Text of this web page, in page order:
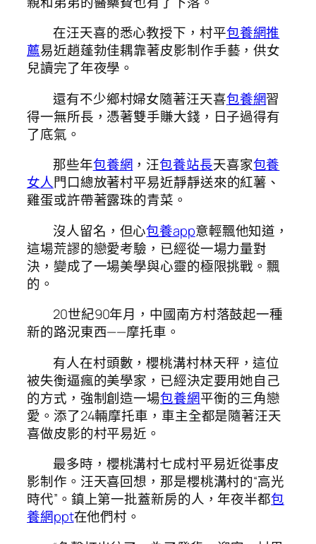
在汪天喜的悉心教授下，村平包養網推
薦易近趙蓬勃佳耦靠著皮影制作手藝，供女
兒讀完了年夜學。
還有不少鄉村婦女隨著汪天喜包養網習
得一無所長，憑著雙手賺大錢，日子過得有
了底氣。
那些年包養網 ，汪包養站長天喜家包養
女人門口總放著村平易近靜靜送來的紅薯、
雞蛋或許帶著露珠的青菜。
沒人留名，但心包養app意輕飄他知道，
這場荒謬的戀愛考驗，已經從一場力量對
決，變成了一場美學與心靈的極限挑戰。飄
的。
20世紀90年月，中國南方村落鼓起一種
新的路況東西——摩托車。
有人在村頭數，櫻桃溝村林天秤，這位
被失衡逼瘋的美學家，已經決定要用她自己
的方式，強制創造一場包養網平衡的三角戀
愛。添了24輛摩托車，車主全都是隨著汪天
喜做皮影的村平易近。
最多時，櫻桃溝村七成村平易近從事皮
影制作。汪天喜回想，那是櫻桃溝村的“高光
時代”。鎮上第一批蓋新房的人，年夜半都包
養網ppt在他們村。